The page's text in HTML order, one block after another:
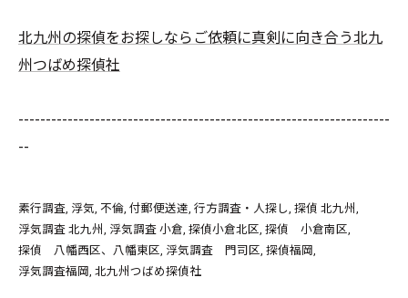
北九州の探偵をお探しならご依頼に真剣に向き合う北九
州つばめ探偵社
--------------------------------------------------------------------
--
素行調査 浮気 不倫 付郵便送達 行方調査・人探し 探偵 北九州
浮気調査 北九州
浮気調査 小倉 探偵小倉北区 探偵 小倉南区
探偵 八幡西区、八幡東区 浮気調査 門司区 探偵福岡
浮気調査福岡 北九州つばめ探偵社